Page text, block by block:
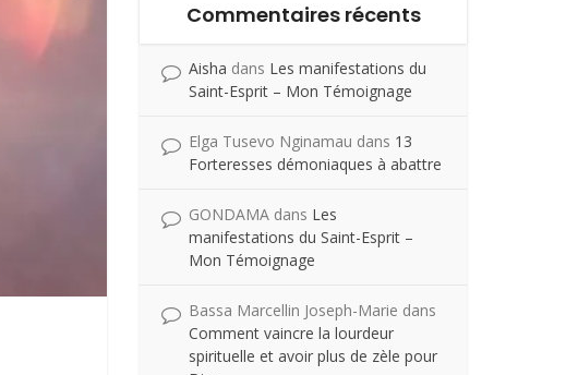
Commentaires récents
Aisha dans Les manifestations du
Saint-Esprit – Mon Témoignage
Elga Tusevo Nginamau dans 13
Forteresses démoniaques à abattre
GONDAMA dans Les
manifestations du Saint-Esprit –
Mon Témoignage
Bassa Marcellin Joseph-Marie dans
Comment vaincre la lourdeur
spirituelle et avoir plus de zèle pour